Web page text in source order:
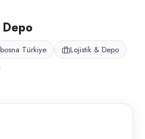
Türkiye
Lojistik & Depo